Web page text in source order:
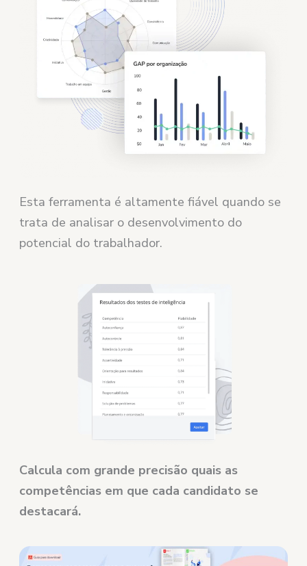
Esta ferramenta é altamente fiável quando se
trata de analisar o desenvolvimento do
potencial do trabalhador.
Calcula com grande precisão quais as
competências em que cada candidato se
destacará.